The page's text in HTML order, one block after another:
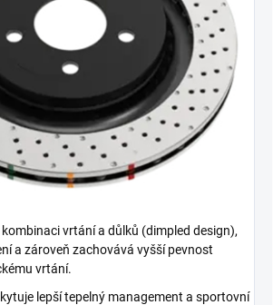
vrtání a důlků (dimpled design),
a zároveň zachovává vyšší pevnost
vrtání.
lepší tepelný management a sportovní